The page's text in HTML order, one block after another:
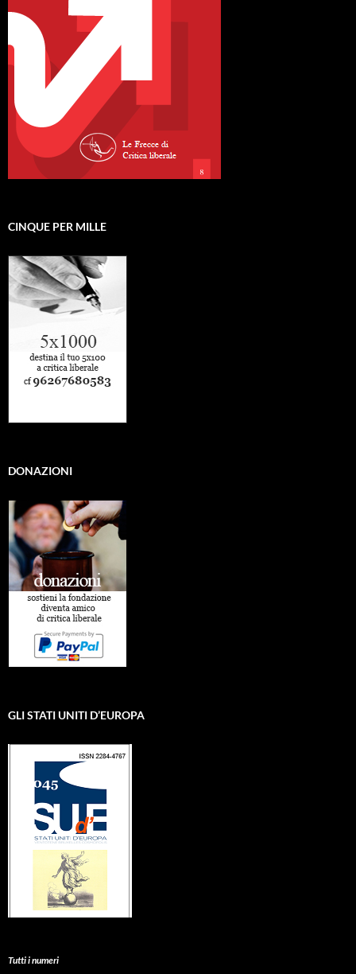
CINQUE PER MILLE
DONAZIONI
GLI STATI UNITI D’EUROPA
Tutti i numeri